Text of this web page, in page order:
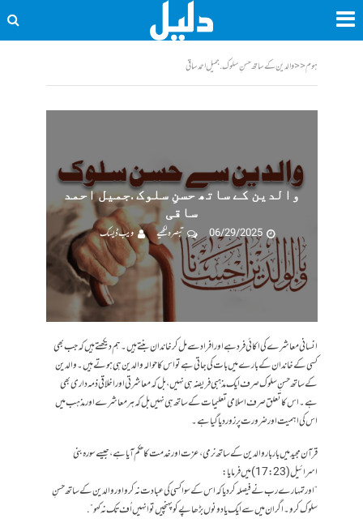
ہوم<<والدین کے ساتھ حسنِ سلوک .جمیل احمد ساقی
والدین کے ساتھ حسنِ سلوک .جمیل احمد
ساقی
06/29/2025
تبصرہ لکھیے ویب ڈیسک
انسانی معاشرے کی اکائی فرد ہے اور افراد سے مل کر خاندان بنتے ہیں۔ ہم دیکھتے ہیں کہ جب بھی
کسی کے خاندان کے بارے میں بات کی جاتی ہے تو اس کا حوالہ والدین ہی ہوتے ہیں۔ والدین
کے ساتھ حسنِ سلوک صرف ایک مذہبی فریضہ ہی نہیں، بل کہ معاشرتی اور اخلاقی ذمہ داری بھی
ہے۔ اس کا تعلق صرف اسلامی تعلیمات کے ساتھ ہی نہیں بل کہ ہر معاشرے اور مذہب میں
اس کی اہمیت اور ضرورت پر زور دیا گیا ہے۔
قرآن مجید میں بار بار والدین کے ساتھ نرمی، عزت اور خدمت کا حکم آیا ہے، جیسے سورہ بنی
اسرائیل (17:23) میں فرمایا:
“اور تمہارے رب نے فیصلہ کر دیا کہ اس کے سوا کسی کی عبادت نہ کرو اور والدین کے ساتھ حسنِ
سلوک کرو۔ اگر ان میں سے ایک یا دونوں بڑھاپے کو پہنچیں تو انہیں اُف تک نہ کہو”.